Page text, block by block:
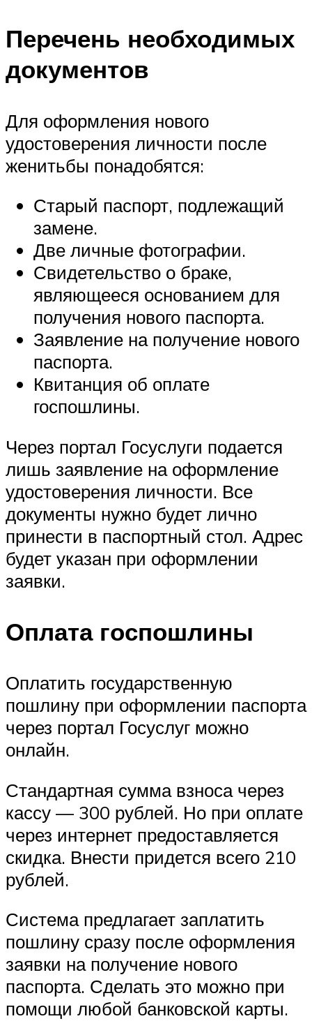
Перечень необходимых
документов
Для оформления нового
удостоверения личности после
женитьбы понадобятся:
Старый паспорт, подлежащий
замене.
Две личные фотографии.
Свидетельство о браке,
являющееся основанием для
получения нового паспорта.
Заявление на получение нового
паспорта.
Квитанция об оплате
госпошлины.
Через портал Госуслуги подается
лишь заявление на оформление
удостоверения личности. Все
документы нужно будет лично
принести в паспортный стол. Адрес
будет указан при оформлении
заявки.
Оплата госпошлины
Оплатить государственную
пошлину при оформлении паспорта
через портал Госуслуг можно
онлайн.
Стандартная сумма взноса через
кассу — 300 рублей. Но при оплате
через интернет предоставляется
скидка. Внести придется всего 210
рублей.
Система предлагает заплатить
пошлину сразу после оформления
заявки на получение нового
паспорта. Сделать это можно при
помощи любой банковской карты.